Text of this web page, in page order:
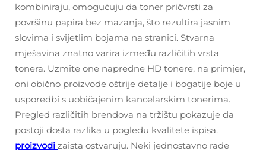
kombiniraju, omogućuju da toner pričvrsti za
površinu papira bez mazanja, što rezultira jasnim
slovima i svijetlim bojama na stranici. Stvarna
mješavina znatno varira između različitih vrsta
tonera. Uzmite one napredne HD tonere, na primjer,
oni obično proizvode oštrije detalje i bogatije boje u
usporedbi s uobičajenim kancelarskim tonerima.
Pregled različitih brendova na tržištu pokazuje da
postoji dosta razlika u pogledu kvalitete ispisa.
proizvodi zaista ostvaruju. Neki jednostavno rade